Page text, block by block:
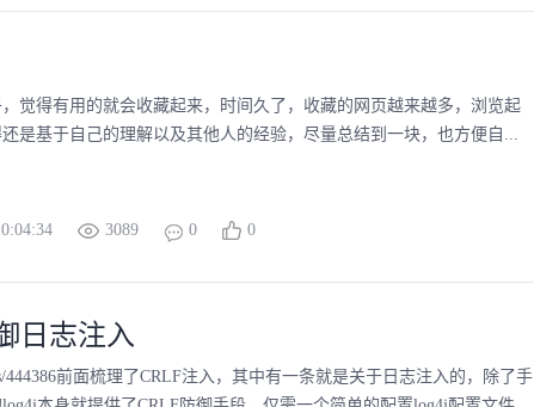
觉得有用的就会收藏起来，时间久了，收藏的网页越来越多，浏览起
是基于自己的理解以及其他人的经验，尽量总结到一块，也方便自...
3089 0 0
日志注入
444386前面梳理了CRLF注入，其中有一条就是关于日志注入的，除了手